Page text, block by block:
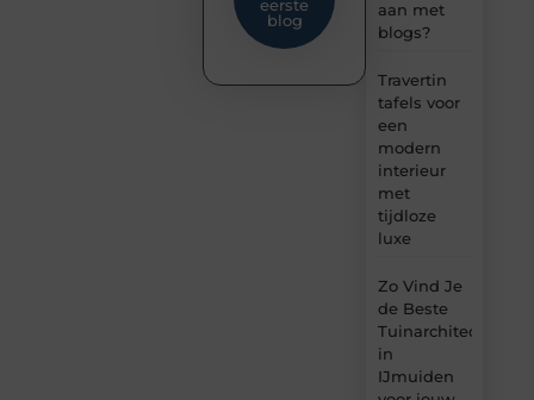
aan met
blogs?
Travertin
tafels voor
een
modern
interieur
met
tijdloze
luxe
Zo Vind Je
de Beste
Tuinarchitect
in
IJmuiden
eerste
blog